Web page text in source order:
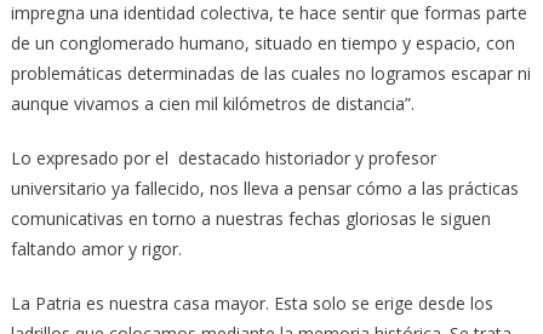
impregna una identidad colectiva, te hace sentir que formas parte
de un conglomerado humano, situado en tiempo y espacio, con
problemáticas determinadas de las cuales no logramos escapar ni
aunque vivamos a cien mil kilómetros de distancia”.
Lo expresado por el destacado historiador y profesor
universitario ya fallecido, nos lleva a pensar cómo a las prácticas
comunicativas en torno a nuestras fechas gloriosas le siguen
faltando amor y rigor.
La Patria es nuestra casa mayor. Esta solo se erige desde los